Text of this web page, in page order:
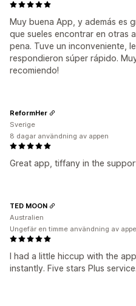
Muy buena App, y además es
que sueles encontrar en otras
pena. Tuve un inconveniente,
respondieron súper rápido.
recomiendo!
Great app, tiffany in the
ReformHer
Sverige
8 dagar användning av appen
I had a little hiccup with the
instantly. Five stars Plus
TED MOON
Australien
Ungefär en timme användning av